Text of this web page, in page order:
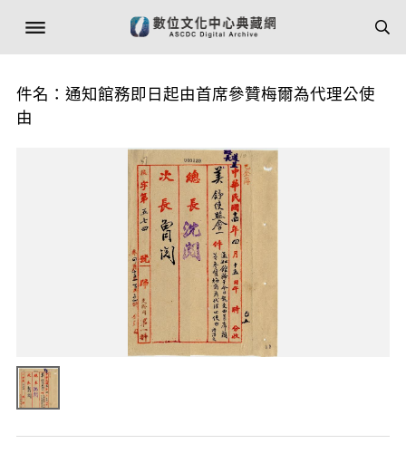
件名：通知館務即日起由首席參贊梅爾為代理公使
由